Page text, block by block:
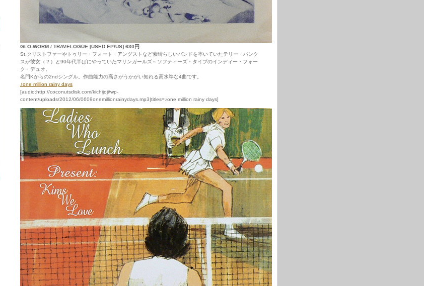
GLO-WORM / TRAVELOGUE [USED EP/US] 630円
St.クリストファーやトゥリー・フォート・アングストなど素晴らしいバンドを率いていたテリー・バンク
スが彼女（？）と90年代半ばにやっていたマリンガールズ～ソフティーズ・タイプのインディー・フォー
ク・デュオ。
名門Kからの2ndシングル。作曲能力の高さがうかがい知れる高水準な4曲です。
♪one million rainy days
[audio:http://coconutsdisk.com/kichijoji/wp-
content/uploads/2012/06/0609onemillionrainydays.mp3|titles=♪one million rainy days]